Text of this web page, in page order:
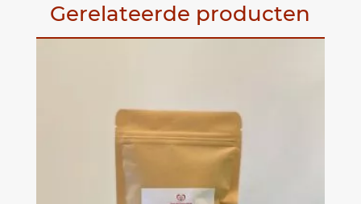
Gerelateerde producten